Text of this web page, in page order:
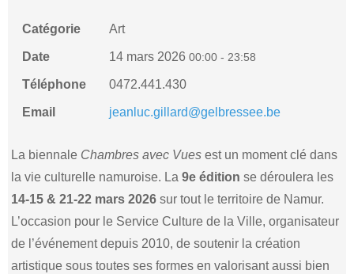
Catégorie Art
Date 14 mars 202600:00 - 23:58
Téléphone 0472.441.430
Email jeanluc.gillard@gelbressee.be
La biennale Chambres avec Vues est un moment clé dans
la vie culturelle namuroise. La9e édition se déroulera les
14-15 & 21-22 mars 2026 sur tout le territoire de Namur.
L’occasion pour le Service Culture de la Ville, organisateur
de l’événement depuis 2010, de soutenir la création
artistique sous toutes ses formes en valorisant aussi bien